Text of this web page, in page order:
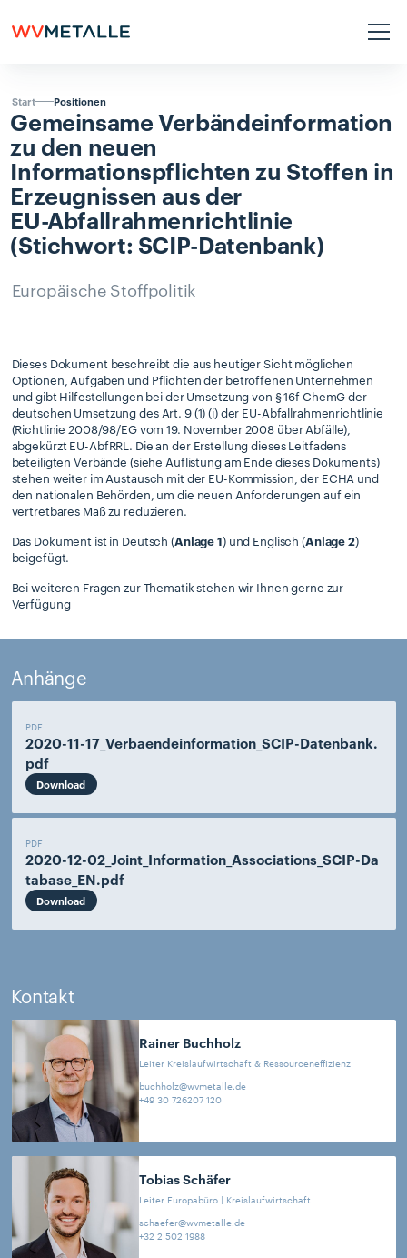
Start Positionen
GemeinsameVerbändeinformation
zu den neuen
Informationspflichten zu Stoffen in
Erzeugnissenaus der
EU-Abfallrahmenrichtlinie
(Stichwort: SCIP-Datenbank)
Europäische Stoffpolitik
Dieses Dokument beschreibt die aus heutiger Sicht möglichen
Optionen, Aufgaben und Pflichten der betroffenen Unternehmen
und gibt Hilfestellungen bei der Umsetzung von § 16f ChemG der
deutschen Umsetzung des Art. 9 (1) (i) der EU-Abfallrahmenrichtlinie
(Richtlinie 2008/98/EG vom 19. November 2008 über Abfälle),
abgekürzt EU-AbfRRL. Die an der Erstellung dieses Leitfadens
beteiligten Verbände (siehe Auflistung am Ende dieses Dokuments)
stehen weiter im Austausch mit der EU-Kommission, der ECHA und
den nationalen Behörden, um die neuen Anforderungen auf ein
vertretbares Maß zu reduzieren.
Das Dokument ist in Deutsch (Anlage 1) und Englisch (Anlage 2)
beigefügt.
Bei weiteren Fragen zur Thematik stehen wir Ihnen gerne zur
Verfügung
Anhänge
PDF
2020-11-17_Verbaendeinformation_SCIP-Datenbank.
pdf
Download
PDF
2020-12-02_Joint_Information_Associations_SCIP-Da
tabase_EN.pdf
Download
Kontakt
Rainer Buchholz
Leiter Kreislaufwirtschaft & Ressourceneffizienz
buchholz@wvmetalle.de
+49 30 726207 120
TobiasSchäfer
Leiter Europabüro | Kreislaufwirtschaft
schaefer@wvmetalle.de
+32 2 502 1988